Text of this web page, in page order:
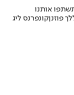
אותנו
לך פוזנןקונפרנס ליג